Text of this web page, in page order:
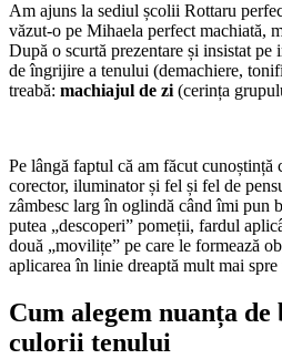
Am ajuns la sediul școlii Rottaru
văzut-o pe Mihaela perfect machiată,
După o scurtă prezentare și insistat
de îngrijire a tenului (demachiere,
treabă: machiajul de zi(cerința
Pe lângă faptul că am făcut cunoștință
corector, iluminator și fel și fel de
zâmbesc larg în oglindă când îmi pun
putea „descoperi” pomeții, fardul
două „movilițe” pe care le formează
aplicarea în linie dreaptă mult mai spre
Cum alegem nuanța
culorii tenului